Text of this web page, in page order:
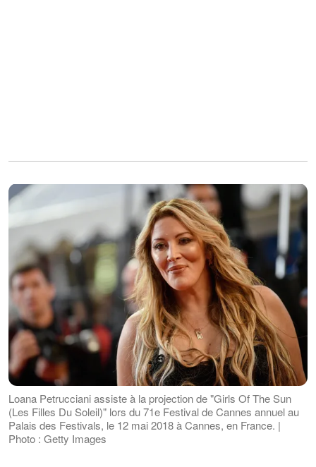
Loana Petrucciani assiste à la projection de "Girls Of The Sun
(Les Filles Du Soleil)" lors du 71e Festival de Cannes annuel au
Palais des Festivals, le 12 mai 2018 à Cannes, en France. |
Photo : Getty Images